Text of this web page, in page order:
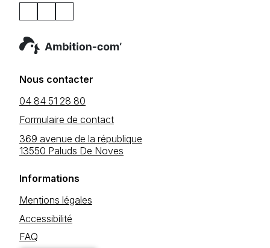
Nous contacter
04 84 51 28 80
Formulaire de contact
369 avenue de la république
13550 Paluds De Noves
Informations
Mentions légales
Accessibilité
FAQ